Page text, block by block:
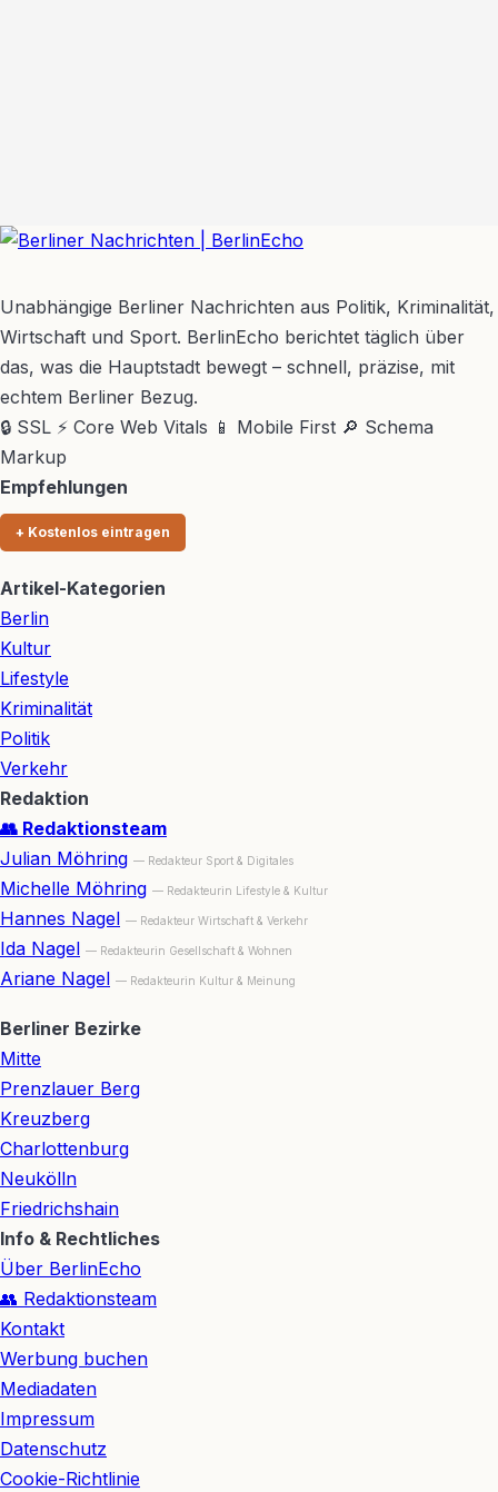
Unabhängige Berliner Nachrichten aus Politik, Kriminalität,
Wirtschaft und Sport. BerlinEcho berichtet täglich über
das, was die Hauptstadt bewegt – schnell, präzise, mit
echtem Berliner Bezug.
🔒 SSL ⚡ Core Web Vitals 📱 Mobile First 🔎 Schema
Markup
Empfehlungen
+ Kostenlos eintragen
Artikel-Kategorien
Berlin
Kultur
Lifestyle
Kriminalität
Politik
Verkehr
Redaktion
👥 Redaktionsteam
Julian Möhring — Redakteur Sport & Digitales
Michelle Möhring — Redakteurin Lifestyle & Kultur
Hannes Nagel — Redakteur Wirtschaft & Verkehr
Ida Nagel — Redakteurin Gesellschaft & Wohnen
Ariane Nagel — Redakteurin Kultur & Meinung
Berliner Bezirke
Mitte
Prenzlauer Berg
Kreuzberg
Charlottenburg
Neukölln
Friedrichshain
Info & Rechtliches
Über BerlinEcho
👥 Redaktionsteam
Kontakt
Werbung buchen
Mediadaten
Impressum
Datenschutz
Cookie-Richtlinie